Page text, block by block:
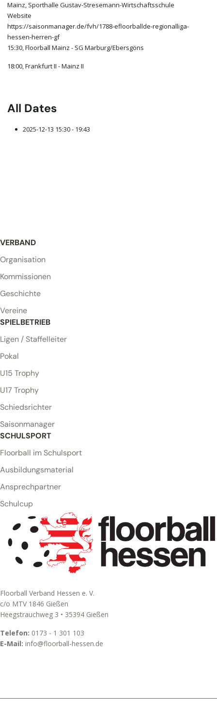
Mainz, Sporthalle Gustav-Stresemann-Wirtschaftsschule
Website
https://saisonmanager.de/fvh/1788-efloorballde-regionalliga-
hessen-herren-gf
15:30, Floorball Mainz - SG Marburg/Ebersgöns
18:00, Frankfurt II - Mainz II
All Dates
2025-12-13 15:30 - 19:43
VERBAND
Organisation
Kommissionen
Geschichte
Vereine
SPIELBETRIEB
Ligen / Staffelleiter
Pokal
U15 Trophy
U17 Trophy
Schiedsrichter
Saisonmanager
SCHULSPORT
Floorball im Schulsport
Ausbildungsmaterial
Ansprechpartner
Schulcup
Floorball Verband Hessen e. V.
c/o MTV 1846 Gießen
Heegstrauchweg 3 • 35394 Gießen
Telefon: 0173 - 1 301 103
E-Mail: info@floorball-hessen.de